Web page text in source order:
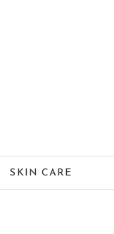
SKIN CARE